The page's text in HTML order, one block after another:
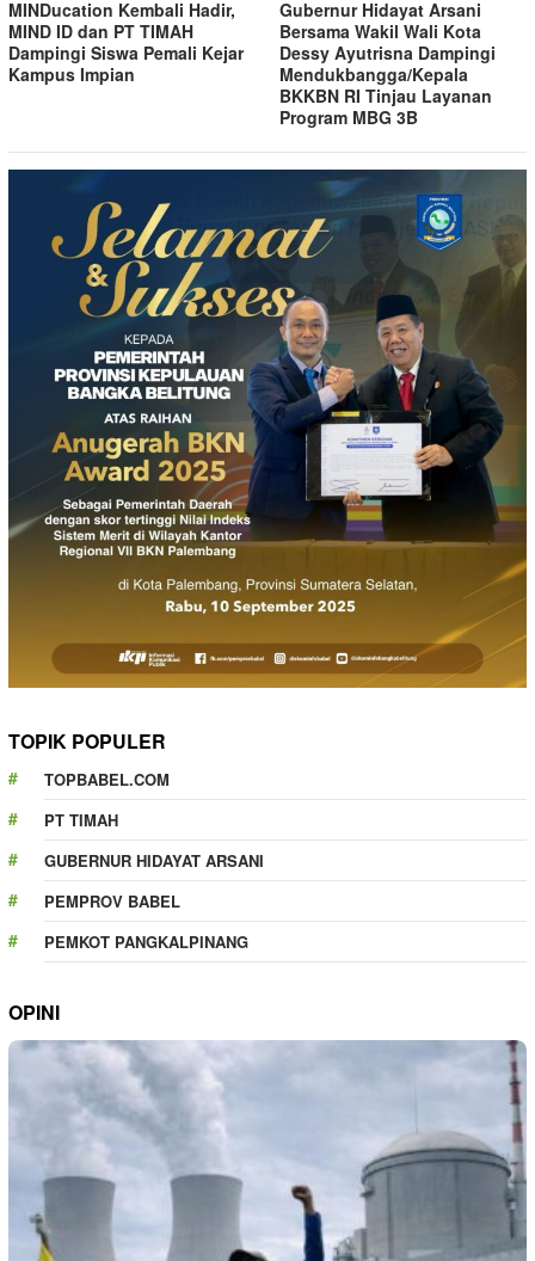
MINDucation Kembali Hadir,
MIND ID dan PT TIMAH
Dampingi Siswa Pemali Kejar
Kampus Impian
Gubernur Hidayat Arsani
Bersama Wakil Wali Kota
Dessy Ayutrisna Dampingi
Mendukbangga/Kepala
BKKBN RI Tinjau Layanan
Program MBG 3B
TOPIK POPULER
TOPBABEL.COM
PT TIMAH
GUBERNUR HIDAYAT ARSANI
PEMPROV BABEL
PEMKOT PANGKALPINANG
OPINI